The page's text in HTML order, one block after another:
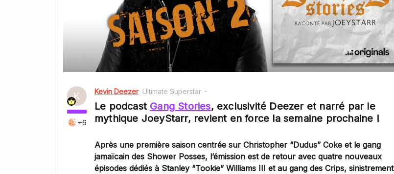
K
+6
Kevin Deezer Ultimate Superstar
Le podcast Gang Stories, exclusivité Deezer et narré par le
mythique JoeyStarr, revient en force la semaine prochaine !
Après une première saison centrée sur Christopher “Dudus” Coke et le gang
jamaïcain des Shower Posses, l’émission est de retour avec quatre nouveaux
épisodes dédiés à Stanley “Tookie” Williams III et au gang des Crips, sinistrement